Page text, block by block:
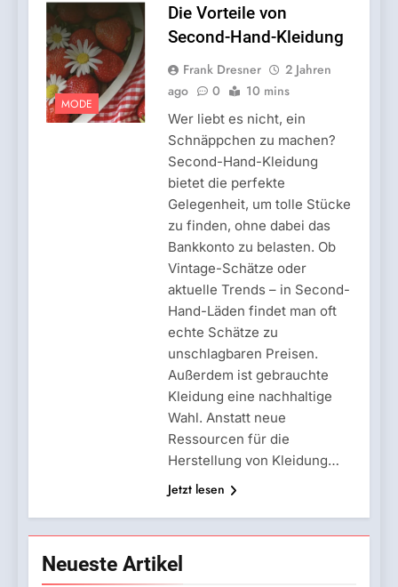
MODE
Die Vorteile von
Second-Hand-Kleidung
Frank Dresner
2 Jahren
ago
0 10 mins
Wer liebt es nicht, ein
Schnäppchen zu machen?
Second-Hand-Kleidung
bietet die perfekte
Gelegenheit, um tolle Stücke
zu finden, ohne dabei das
Bankkonto zu belasten. Ob
Vintage-Schätze oder
aktuelle Trends – in Second-
Hand-Läden findet man oft
echte Schätze zu
unschlagbaren Preisen.
Außerdem ist gebrauchte
Kleidung eine nachhaltige
Wahl. Anstatt neue
Ressourcen für die
Herstellung von Kleidung…
Jetzt lesen
Neueste Artikel